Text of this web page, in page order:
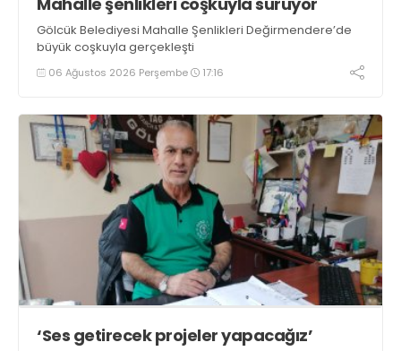
Gölcük Belediyesi Mahalle Şenlikleri Değirmendere’de
büyük coşkuyla gerçekleşti
06 Ağustos 2026 Perşembe 17:16
‘Ses getirecek projeler yapacağız’